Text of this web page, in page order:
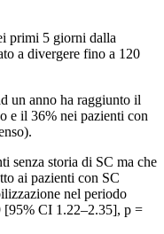
primi 5 giorni dalla
a divergere fino a 120
un anno ha raggiunto il
e il 36% nei pazienti con
senza storia di SC ma che
ai pazienti con SC
nel periodo
[95% CI 1.22–2.35], p =